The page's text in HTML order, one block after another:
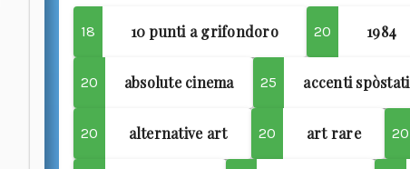
18 10 punti a grifondoro 20 1984
20 absolute cinema 25 accenti spòstati
20 alternative art 20 art rare 20